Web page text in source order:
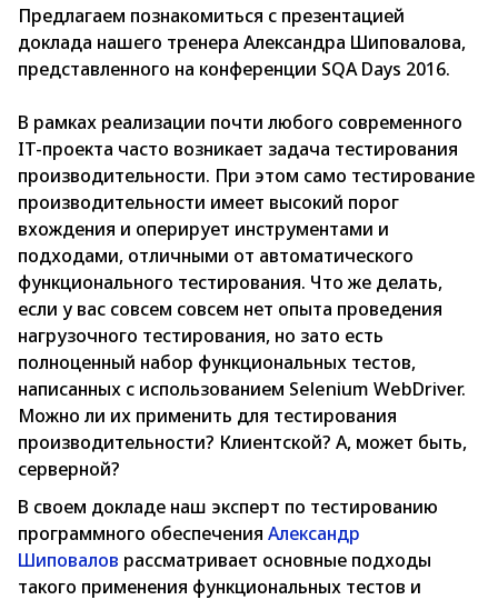
Предлагаем познакомиться с презентацией
доклада нашего тренера Александра Шиповалова,
представленного на конференции SQA Days 2016.
В рамках реализации почти любого современного
IT-проекта часто возникает задача тестирования
производительности. При этом само тестирование
производительности имеет высокий порог
вхождения и оперирует инструментами и
подходами, отличными от автоматического
функционального тестирования. Что же делать,
если у вас совсем совсем нет опыта проведения
нагрузочного тестирования, но зато есть
полноценный набор функциональных тестов,
написанных с использованием Selenium WebDriver.
Можно ли их применить для тестирования
производительности? Клиентской? А, может быть,
серверной?
В своем докладе наш эксперт по тестированию
программного обеспечения Александр
Шиповалов рассматривает основные подходы
такого применения функциональных тестов и